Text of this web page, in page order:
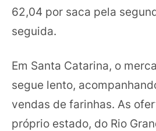
62,04 por saca pela
seguida.
Em Santa Catarina, o
segue lento,
vendas de farinhas. As
próprio estado, do Rio